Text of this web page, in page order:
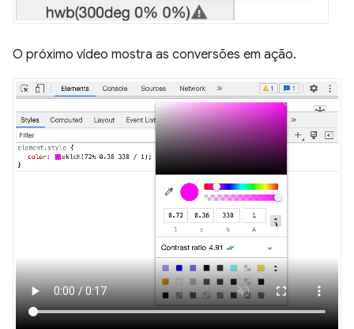
O próximo vídeo mostra as conversões em ação.